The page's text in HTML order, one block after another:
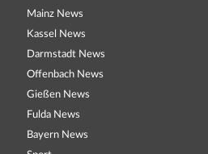
Mainz News
Kassel News
Darmstadt News
Offenbach News
Gießen News
Fulda News
Bayern News